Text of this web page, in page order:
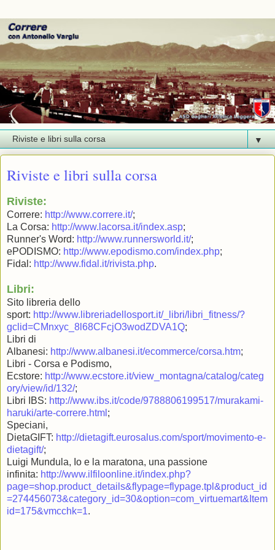
▼
Riviste e libri sulla corsa
Riviste:
Correre: http://www.correre.it/;
La Corsa: http://www.lacorsa.it/index.asp;
Runner's Word: http://www.runnersworld.it/;
ePODISMO: http://www.epodismo.com/index.php;
Fidal: http://www.fidal.it/rivista.php.
Libri:
Sito libreria dello
sport: http://www.libreriadellosport.it/_libri/libri_fitness/?
gclid=CMnxyc_8l68CFcjO3wodZDVA1Q;
Libri di
Albanesi: http://www.albanesi.it/ecommerce/corsa.htm;
Libri - Corsa e Podismo,
Ecstore: http://www.ecstore.it/view_montagna/catalog/categ
ory/view/id/132/;
Libri IBS: http://www.ibs.it/code/9788806199517/murakami-
haruki/arte-correre.html ;
Speciani,
DietaGIFT: http://dietagift.eurosalus.com/sport/movimento-e-
dietagift/;
Luigi Mundula, Io e la maratona, una passione
infinita: http://www.ilfiloonline.it/index.php?
page=shop.product_details&flypage=flypage.tpl&product_id
=274456073&category_id=30&option=com_virtuemart&Item
id=175&vmcchk=1.